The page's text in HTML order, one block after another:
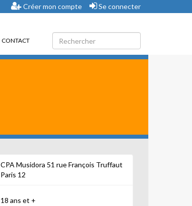
Créer mon compte Se connecter
CONTACT
CPA Musidora 51 rue François Truffaut
Paris 12
18 ans et +